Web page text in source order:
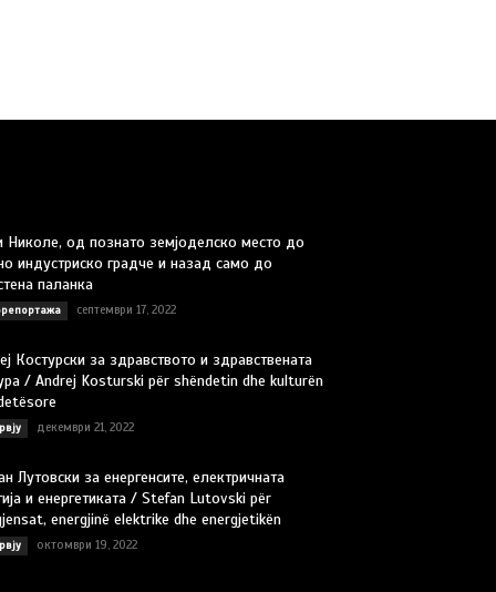
Николе, од познато земјоделско место до
индустриско градче и назад само до
паланка
септември 17, 2022
Костурски за здравството и здравствената
/ Andrej Kosturski për shëndetin dhe kulturën
декември 21, 2022
Лутовски за енергенсите, електричната
и енергетиката / Stefan Lutovski për
energjinë elektrike dhe energjetikën
октомври 19, 2022